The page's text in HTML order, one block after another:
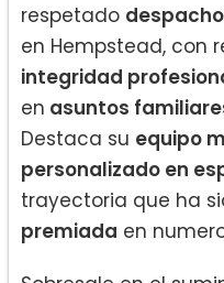
respetado
en Hempstead, con
integridad
en asuntos
Destaca su equipo
personalizado en
trayectoria que ha
premiada en